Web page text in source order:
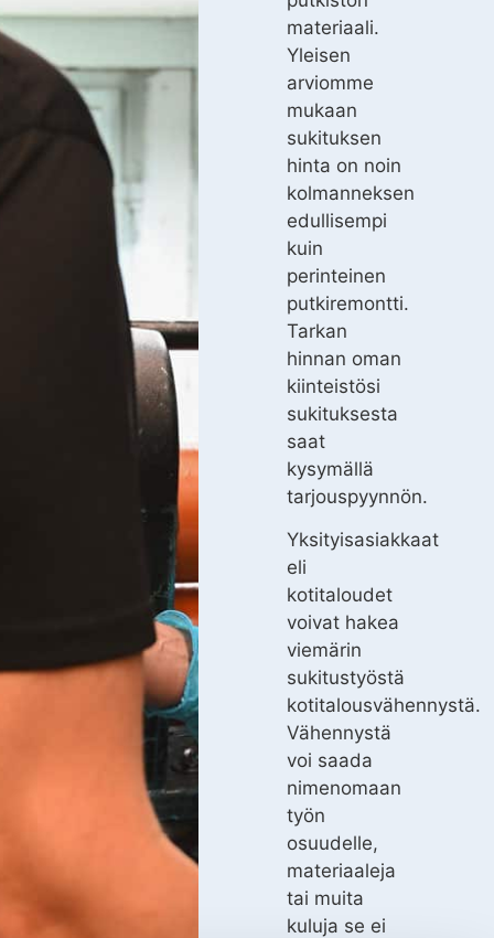
materiaali.
Yleisen
arviomme
mukaan
sukituksen
hinta on noin
kolmanneksen
edullisempi
kuin
perinteinen
putkiremontti.
Tarkan
hinnan oman
kiinteistösi
sukituksesta
saat
kysymällä
tarjouspyynnön.
Yksityisasiakkaat
eli
kotitaloudet
voivat hakea
viemärin
sukitustyöstä
kotitalousvähennystä.
Vähennystä
voi saada
nimenomaan
työn
osuudelle,
materiaaleja
tai muita
kuluja se ei